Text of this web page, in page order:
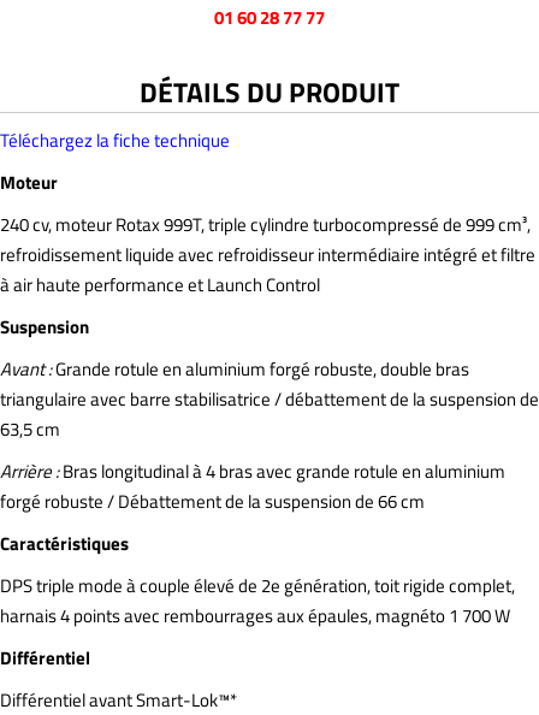
01 60 28 77 77
DÉTAILS DU PRODUIT
Téléchargez la fiche technique
Moteur
240 cv, moteur Rotax 999T, triple cylindre turbocompressé de 999 cm³,
refroidissement liquide avec refroidisseur intermédiaire intégré et filtre
à air haute performance et Launch Control
Suspension
Avant :Grande rotule en aluminium forgé robuste, double bras
triangulaire avec barre stabilisatrice / débattement de la suspension de
63,5 cm
Arrière :Bras longitudinal à 4 bras avec grande rotule en aluminium
forgé robuste / Débattement de la suspension de 66 cm
Caractéristiques
DPS triple mode à couple élevé de 2e génération, toit rigide complet,
harnais 4 points avec rembourrages aux épaules, magnéto 1 700 W
Différentiel
Différentiel avant Smart-Lok™*